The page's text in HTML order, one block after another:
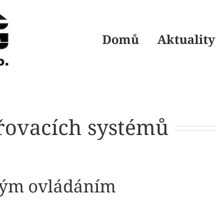
Domů Aktuality
systémů
ovládáním